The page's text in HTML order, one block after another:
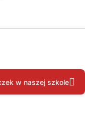
w naszej szkole